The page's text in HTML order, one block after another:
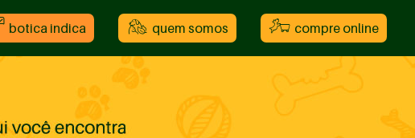
botica indica quem somos compre online